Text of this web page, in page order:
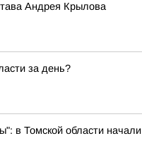
Андрея Крылова
за день?
в Томской области